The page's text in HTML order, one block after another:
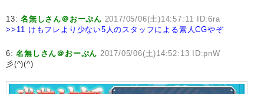
13:名無しさん＠おーぷん 2017/05/06(土)14:57:11 ID:6ra
>>11 けもフレより少ない5人のスタッフによる素人CGやぞ
6:名無しさん＠おーぷん 2017/05/06(土)14:52:13 ID:pnW
彡(^)(^)